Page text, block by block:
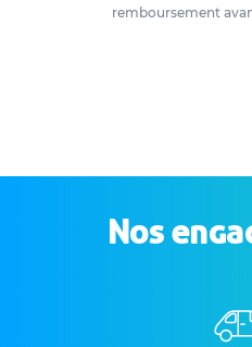
remboursement
Nos